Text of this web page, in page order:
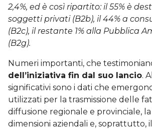
2,4%, ed è così ripartito: il 55% è
soggetti privati (B2b), il 44% a
(B2c), il restante 1% alla Pubblica
(B2g).
Numeri importanti, che
dell’iniziativa fin dal suo lancio.
significativi sono i dati che
utilizzati per la trasmissione delle
diffusione regionale e provinciale,
dimensioni aziendali e, soprattutto,